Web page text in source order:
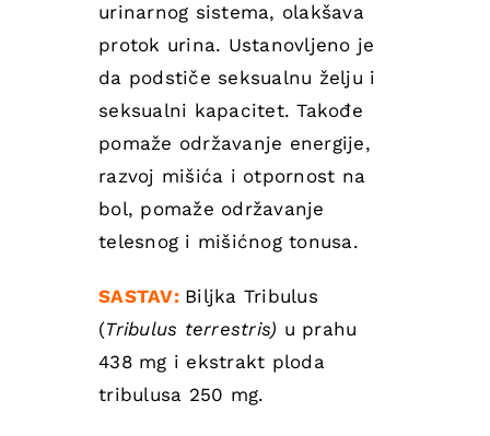
urinarnog sistema, olakšava
protok urina. Ustanovljeno je
da podstiče seksualnu želju i
seksualni kapacitet. Takođe
pomaže održavanje energije,
razvoj mišića i otpornost na
bol, pomaže održavanje
telesnog i mišićnog tonusa.
SASTAV: Biljka Tribulus
(Tribulus terrestris) u prahu
438 mg i ekstrakt ploda
tribulusa 250 mg.